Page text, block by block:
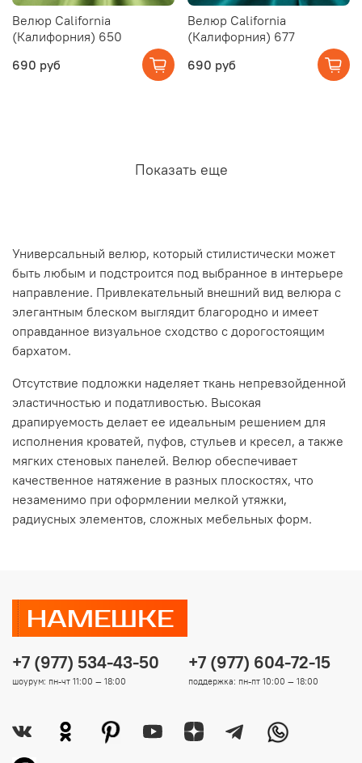
Велюр California
(Калифорния) 650
690 руб
Велюр California
(Калифорния) 677
690 руб
Показать еще
Универсальный велюр, который стилистически может
быть любым и подстроится под выбранное в интерьере
направление. Привлекательный внешний вид велюра с
элегантным блеском выглядит благородно и имеет
оправданное визуальное сходство с дорогостоящим
бархатом.
Отсутствие подложки наделяет ткань непревзойденной
эластичностью и податливостью. Высокая
драпируемость делает ее идеальным решением для
исполнения кроватей, пуфов, стульев и кресел, а также
мягких стеновых панелей. Велюр обеспечивает
качественное натяжение в разных плоскостях, что
незаменимо при оформлении мелкой утяжки,
радиусных элементов, сложных мебельных форм.
+7 (977) 534-43-50
шоурум: пн-чт 11:00 — 18:00
+7 (977) 604-72-15
поддержка: пн-пт 10:00 — 18:00